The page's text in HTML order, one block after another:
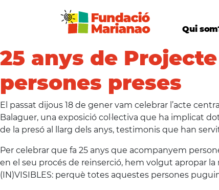
Qui
25 anys de
persones preses
El passat dijous 18 de gener vam celebrar l’acte
Balaguer, una exposició col·lectiva que ha implicat
de la presó al llarg dels anys, testimonis que han
Per celebrar que fa 25 anys que acompanyem
en el seu procés de reinserció, hem volgut apropar
(IN)VISIBLES: perquè totes aquestes persones